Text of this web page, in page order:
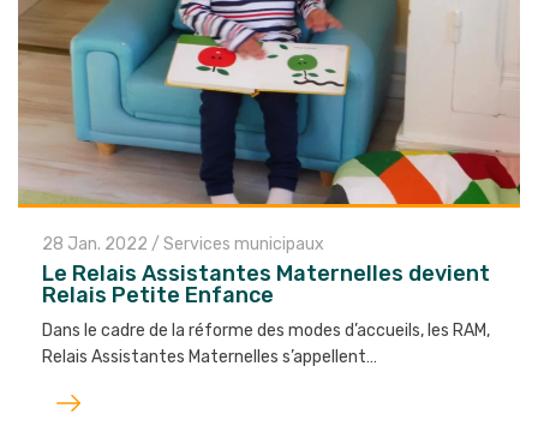
28 Jan. 2022 / Services municipaux
Le Relais Assistantes Maternelles devient
Relais Petite Enfance
Dans le cadre de la réforme des modes d’accueils, les RAM,
Relais Assistantes Maternelles s’appellent…
Lire
l'article